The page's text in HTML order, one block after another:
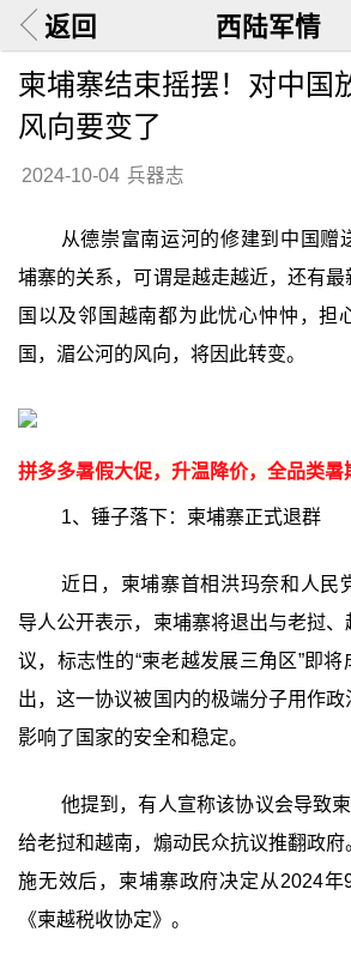
返回 西陆军情
柬埔寨结束摇摆！对中国
风向要变了
2024-10-04 兵器志
从德崇富南运河的修建到中国赠
埔寨的关系，可谓是越走越近，还有
国以及邻国越南都为此忧心忡忡，担
国，湄公河的风向，将因此转变。
拼多多暑假大促，升温降价，全品类
1、锤子落下：柬埔寨正式退群
近日，柬埔寨首相洪玛奈和人民
导人公开表示，柬埔寨将退出与老挝
议，标志性的“柬老越发展三角区”即
出，这一协议被国内的极端分子用作
影响了国家的安全和稳定。
他提到，有人宣称该协议会导致
给老挝和越南，煽动民众抗议推翻政
施无效后，柬埔寨政府决定从2024年
《柬越税收协定》。